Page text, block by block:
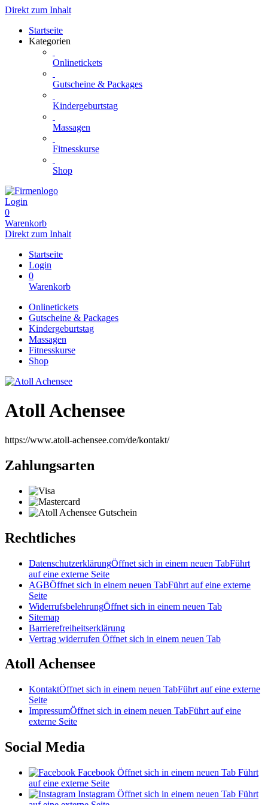
Direkt zum Inhalt
Startseite
Kategorien
Onlinetickets
Gutscheine & Packages
Kindergeburtstag
Massagen
Fitnesskurse
Shop
Login
0
Warenkorb
Direkt zum Inhalt
Startseite
Login
0
Warenkorb
Onlinetickets
Gutscheine & Packages
Kindergeburtstag
Massagen
Fitnesskurse
Shop
Atoll Achensee
https://www.atoll-achensee.com/de/kontakt/
Zahlungsarten
Rechtliches
DatenschutzerklärungÖffnet sich in einem neuen TabFührt
auf eine externe Seite
AGBÖffnet sich in einem neuen TabFührt auf eine externe
Seite
WiderrufsbelehrungÖffnet sich in einem neuen Tab
Sitemap
Barrierefreiheitserklärung
Vertrag widerrufen Öffnet sich in einem neuen Tab
Atoll Achensee
KontaktÖffnet sich in einem neuen TabFührt auf eine externe
Seite
ImpressumÖffnet sich in einem neuen TabFührt auf eine
externe Seite
Social Media
Facebook Öffnet sich in einem neuen Tab Führt
auf eine externe Seite
Instagram Öffnet sich in einem neuen Tab Führt